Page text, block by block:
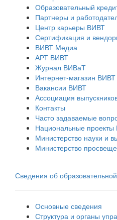
Образовательный
Партнеры и
Центр карьеры ВИВТ
Сертификация и
ВИВТ Медиа
АРТ ВИВТ
Журнал ВИВаТ
Интернет-магазин ВИВТ
Вакансии ВИВТ
Ассоциация
Контакты
Часто задаваемые
Национальные проекты
Министерство науки и
Министерство
Сведения об
Основные сведения
Структура и органы